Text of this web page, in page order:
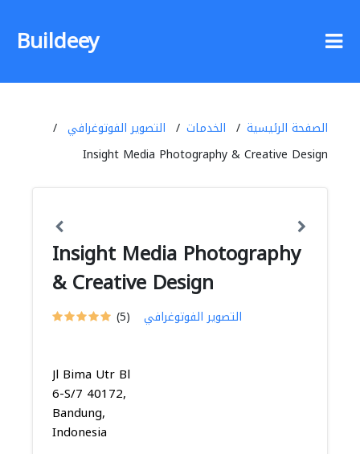
Buildeey
الصفحة الرئيسية الخدمات
التصوير الفوتوغرافي
Insight Media Photography & Creative Design
Insight Media Photography
& Creative Design
(5) التصوير الفوتوغرافي
Jl Bima Utr Bl
6-S/7 40172,
Bandung,
Indonesia